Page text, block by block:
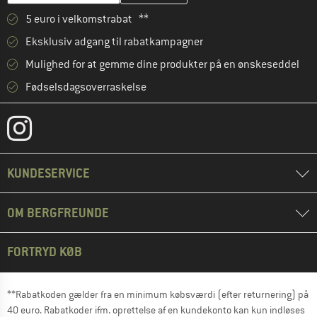
5 euro i velkomstrabat **
Eksklusiv adgang til rabatkampagner
Mulighed for at gemme dine produkter på en ønskeseddel
Fødselsdagsoverraskelse
KUNDESERVICE
OM BERGFREUNDE
FORTRYD KØB
**Rabatkoden gælder fra en minimum købsværdi (efter returnering) på
40 euro. Rabatkoder ifm. oprettelse af en kundekonto kan kun indløses